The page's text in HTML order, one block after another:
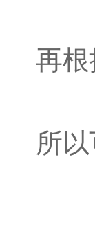
再
所